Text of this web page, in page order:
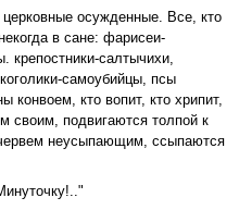
осужденные. Все, кто
в сане: фарисеи-
крепостники-салтычихи,
самоубийцы, псы
кто вопит, кто хрипит,
своим, подвигаются толпой к
неусыпающим, ссыпаются